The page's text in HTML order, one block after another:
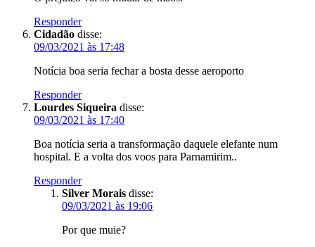
Responder
Cidadão disse:
09/03/2021 às 17:48
Notícia boa seria fechar a bosta desse aeroporto
Responder
Lourdes Siqueira disse:
09/03/2021 às 17:40
Boa notícia seria a transformação daquele elefante num
hospital. E a volta dos voos para Parnamirim..
Responder
Silver Morais disse:
09/03/2021 às 19:06
Por que muie?